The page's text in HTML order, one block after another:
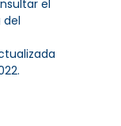
el
del